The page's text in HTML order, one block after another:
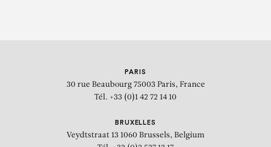
PARIS
30 rue Beaubourg 75003 Paris, France
Tél. +33 (0)1 42 72 14 10
BRUXELLES
Veydtstraat 13 1060 Brussels, Belgium